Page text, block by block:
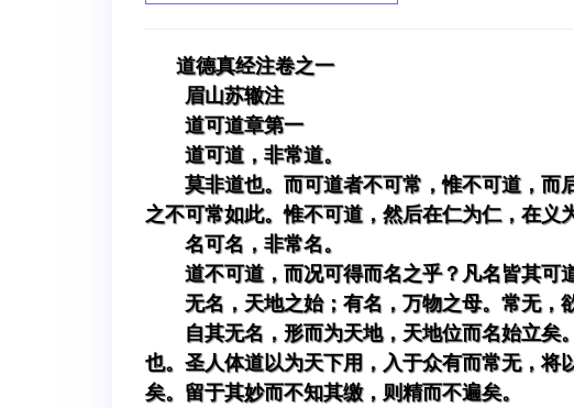
道德真经注卷之一
眉山苏辙注
道可道章第一
道可道，非常道。
莫非道也。而可道者不可常，惟不可道，而
之不可常如此。惟不可道，然后在仁为仁，在义
名可名，非常名。
道不可道，而况可得而名之乎？凡名皆其可
无名，天地之始；有名，万物之母。常无，
自其无名，形而为天地，天地位而名始立
也。圣人体道以为天下用，入于众有而常无，
矣。留于其妙而不知其缴，则精而不遍矣。